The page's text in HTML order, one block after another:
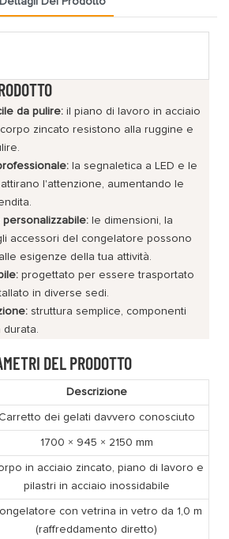
da pulire: il piano di lavoro in acciaio
zincato resistono alla ruggine e
la segnaletica a LED e le
l'attenzione, aumentando le
le dimensioni, la
accessori del congelatore possono
esigenze della tua attività.
progettato per essere trasportato
in diverse sedi.
struttura semplice, componenti
DEL PRODOTTO
Descrizione
dei gelati davvero conosciuto
1700 × 945 × 2150 mm
in acciaio zincato, piano di lavoro e
pilastri in acciaio inossidabile
con vetrina in vetro da 1,0 m
(raffreddamento diretto)